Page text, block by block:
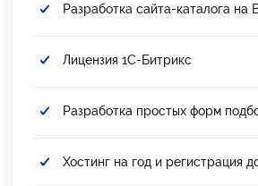
Разработка сайта-каталога на
Лицензия 1С-Битрикс
Разработка простых форм
Хостинг на год и регистрация